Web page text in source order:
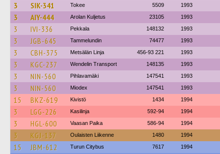
3 SIK-341 Tokee 5509 1993
3 AIY-444 Arolan Kuljetus 23105 1993
3 IVI-336 Pekkala 148132 1993
3 JGB-645 Tammelundin 74477 1993
3 CBH-375 Metsälän Linja 456-93 221 1993
3 KGC-237 Wendelin Transport 148135 1993
3 NIN-560 Pihlavamäki 147541 1993
3 NIN-560 Miodex 147541 1993
15 BKZ-619 Kivistö 1434 1994
3 LGG-226 Kasilinja 592-94 1994
3 HGL-600 Vaasan Paika 586-94 1994
3 KGJ-137 Oulaisten Liikenne 1480 1994
15 JBM-612 Turun Citybus 7617 1994